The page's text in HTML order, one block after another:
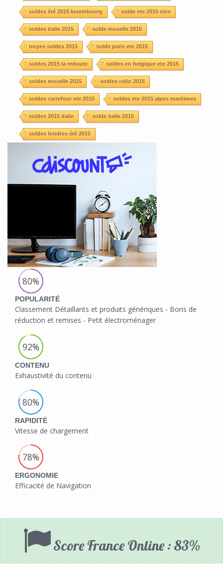
soldes été 2015 luxembourg solde ete 2015 nice
soldes italie 2015 solde moselle 2015
troyes soldes 2015 solde paris ete 2015
soldes 2015 la redoute soldes en belgique ete 2015
soldes moselle 2015 soldes celio 2015
soldes carrefour ete 2015 soldes ete 2015 alpes maritimes
soldes 2015 italie solde italie 2015
soldes londres été 2015
80%
POPULARITÉ
Classement Détaillants et produits génériques - Bons de
réduction et remises - Petit électroménager
92%
CONTENU
Exhaustivité du contenu
80%
RAPIDITÉ
Vitesse de chargement
78%
ERGONOMIE
Efficacité de Navigation
Score France Online : 83%